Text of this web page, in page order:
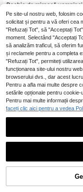
99,39Lei
Mulți clienți fideli
Pe site-ul nostru web, folosim
solicitat și pentru a vă oferi cea
"Refuzați Tot", să "Acceptați
moment. Selectând "Acceptați
să analizăm traficul, să oferim
și reclamele pentru a completa
"Refuzați Tot", permiteți
funcționarea site-ului nostru
browserului dvs., dar acest
Pentru a afla mai multe despre
setările opționale pentru
Pentru mai multe informații
faceți clic aici pentru a vedea